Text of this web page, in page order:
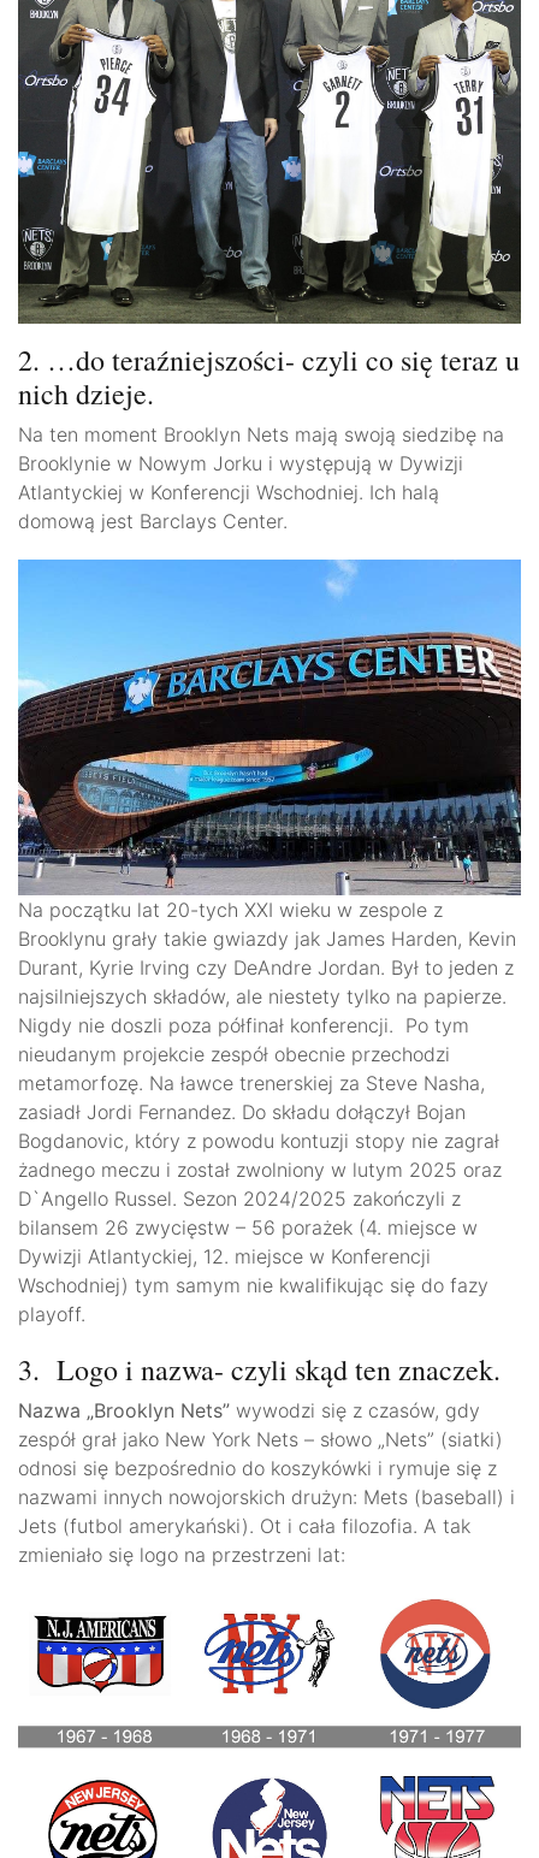
2. …do teraźniejszości- czyli co się teraz u
nich dzieje.
Na ten moment Brooklyn Nets mają swoją siedzibę na
Brooklynie w Nowym Jorku i występują w Dywizji
Atlantyckiej w Konferencji Wschodniej. Ich halą
domową jest Barclays Center.
Na początku lat 20-tych XXI wieku w zespole z
Brooklynu grały takie gwiazdy jak James Harden, Kevin
Durant, Kyrie Irving czy DeAndre Jordan. Był to jeden z
najsilniejszych składów, ale niestety tylko na papierze.
Nigdy nie doszli poza półfinał konferencji. Po tym
nieudanym projekcie zespół obecnie przechodzi
metamorfozę. Na ławce trenerskiej za Steve Nasha,
zasiadł Jordi Fernandez. Do składu dołączył Bojan
Bogdanovic, który z powodu kontuzji stopy nie zagrał
żadnego meczu i został zwolniony w lutym 2025 oraz
D`Angello Russel. Sezon 2024/2025 zakończyli z
bilansem 26 zwycięstw – 56 porażek (4. miejsce w
Dywizji Atlantyckiej, 12. miejsce w Konferencji
Wschodniej) tym samym nie kwalifikując się do fazy
playoff.
3. Logo i nazwa- czyli skąd ten znaczek.
Nazwa „Brooklyn Nets” wywodzi się z czasów, gdy
zespół grał jako New York Nets – słowo „Nets” (siatki)
odnosi się bezpośrednio do koszykówki i rymuje się z
nazwami innych nowojorskich drużyn: Mets (baseball) i
Jets (futbol amerykański). Ot i cała filozofia. A tak
zmieniało się logo na przestrzeni lat: